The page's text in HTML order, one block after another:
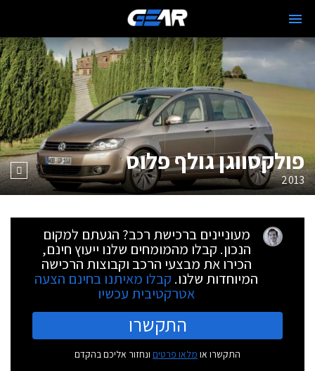
פולקסווגן גולף פלוס
2013
מעוניינים ברכישת רכב? הגעתם למקום
הנכון. קבלו מהמומחים שלנו ייעוץ חינם,
הכירו את מבצעי הרכב וקבוצות הרכישה
המיוחדות שלנו. קבלו מאיתנו בחינם הצעה
אטרקטיבית עכשיו
התקשרו
התקשרו או מלאו פרטים ונחזור אליכם בהקדם